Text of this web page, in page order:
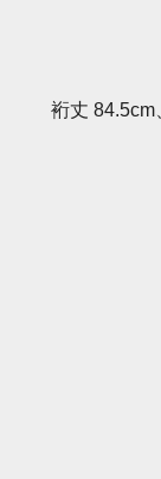
裄丈 84.5cm